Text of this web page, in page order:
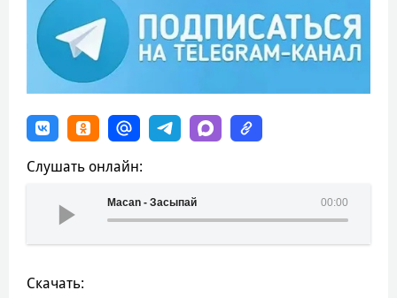
Слушать онлайн:
00:00
Macan - Засыпай
Скачать: